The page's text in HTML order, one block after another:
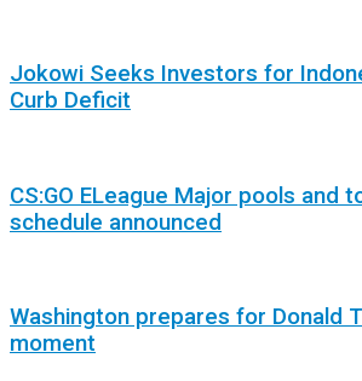
Jokowi Seeks Investors for
Curb Deficit
CS:GO ELeague Major pools and
schedule announced
Washington prepares for Donald
moment